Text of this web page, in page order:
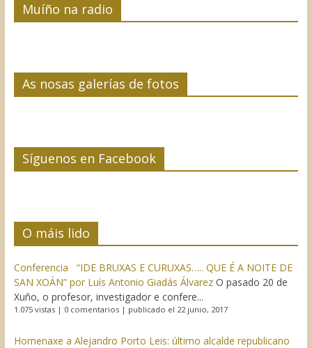
Muíño na radio
As nosas galerías de fotos
Síguenos en Facebook
O máis lido
Conferencia “IDE BRUXAS E CURUXAS….. QUE É A NOITE DE
SAN XOÁN” por Luís Antonio Giadás Álvarez O pasado 20 de
Xuño, o profesor, investigador e confere...
1.075 vistas| 0 comentarios| publicado el 22 junio, 2017
Homenaxe a Alejandro Porto Leis: último alcalde republicano